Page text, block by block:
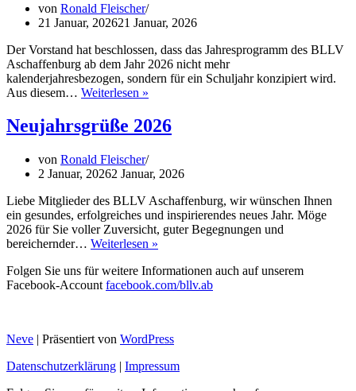
von Ronald Fleischer
21 Januar, 202621 Januar, 2026
Der Vorstand hat beschlossen, dass das Jahresprogramm des BLLV
Aschaffenburg ab dem Jahr 2026 nicht mehr
kalenderjahresbezogen, sondern für ein Schuljahr konzipiert wird.
Aus diesem… Weiterlesen »
2026
Neujahrsgrüße 2026
von Ronald Fleischer
2 Januar, 20262 Januar, 2026
Liebe Mitglieder des BLLV Aschaffenburg, wir wünschen Ihnen
ein gesundes, erfolgreiches und inspirierendes neues Jahr. Möge
2026 für Sie voller Zuversicht, guter Begegnungen und
bereichernder… Weiterlesen »
Folgen Sie uns für weitere Informationen auch auf unserem
Facebook-Account facebook.com/bllv.ab
Neve | Präsentiert von WordPress
Datenschutzerklärung | Impressum